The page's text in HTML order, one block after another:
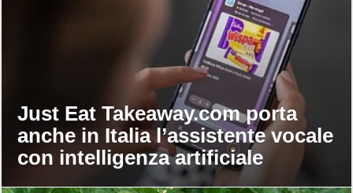
Just Eat Takeaway.com porta
anche in Italia l’assistente vocale
con intelligenza artificiale